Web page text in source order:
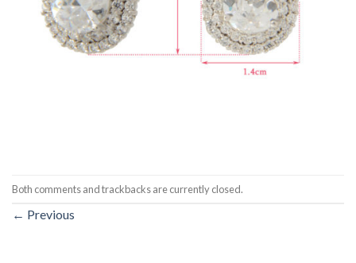
Both comments and trackbacks are currently closed.
← Previous